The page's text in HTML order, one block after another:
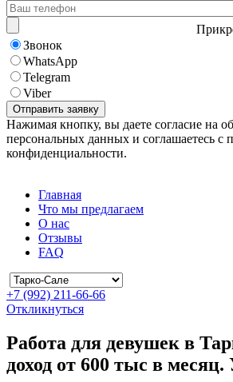
Звонок
WhatsApp
Telegram
Viber
Нажимая кнопку, вы даете согласие на
персональных данных и соглашаетесь с
конфиденциальности.
Главная
Что мы предлагаем
О нас
Отзывы
FAQ
+7 (992) 211-66-66
Откликнуться
Работа для девушек в
доход от 600 тыс в месяц.